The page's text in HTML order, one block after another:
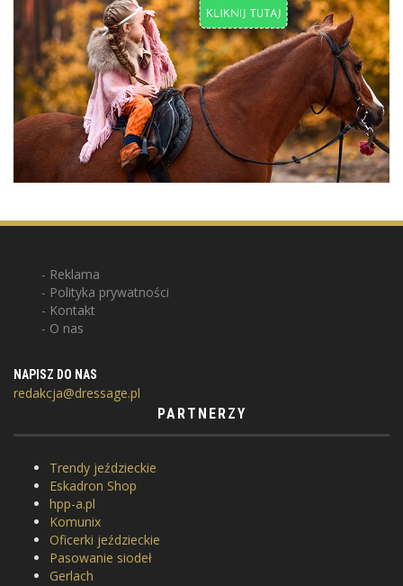
Reklama
Polityka prywatności
Kontakt
O nas
NAPISZ DO NAS
redakcja@dressage.pl
PARTNERZY
Trendy jeździeckie
Eskadron Shop
hpp-a.pl
Komunix
Oficerki jeździeckie
Pasowanie siodeł
Gerlach